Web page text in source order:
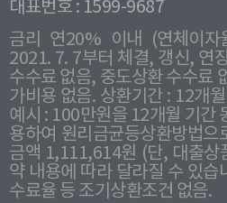
대표번호 : 1599-9687
금리 연20% 이내 (연체이
2021. 7. 7부터 체결, 갱신, 연
수수료 없음, 중도상환 수수료
가비용 없음. 상환기간 : 12개
예시 : 100만원을 12개월 기간
용하여 원리금균등상환방법으
금액 1,111,614원 (단, 대출상
약 내용에 따라 달라질 수 있
수료율 등 조기상환조건 없음.